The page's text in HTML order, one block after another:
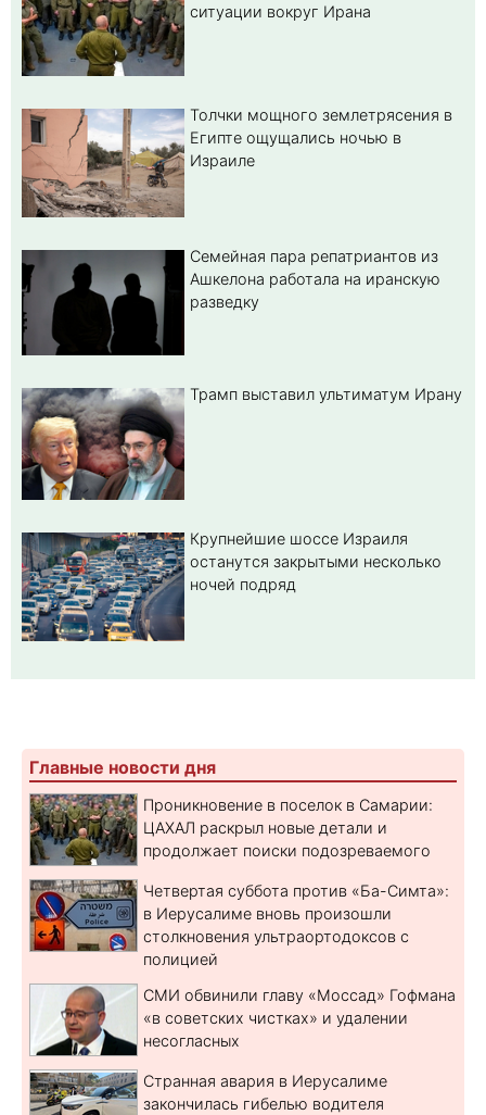
ситуации вокруг Ирана
Толчки мощного землетрясения в
Египте ощущались ночью в
Израиле
Семейная пара репатриантов из
Ашкелона работала на иранскую
разведку
Трамп выставил ультиматум Ирану
Крупнейшие шоссе Израиля
останутся закрытыми несколько
ночей подряд
Главные новости дня
Проникновение в поселок в Самарии:
ЦАХАЛ раскрыл новые детали и
продолжает поиски подозреваемого
Четвертая суббота против «Ба-Симта»:
в Иерусалиме вновь произошли
столкновения ультраортодоксов с
полицией
СМИ обвинили главу «Моссад» Гофмана
«в советских чистках» и удалении
несогласных
Странная авария в Иерусалиме
закончилась гибелью водителя